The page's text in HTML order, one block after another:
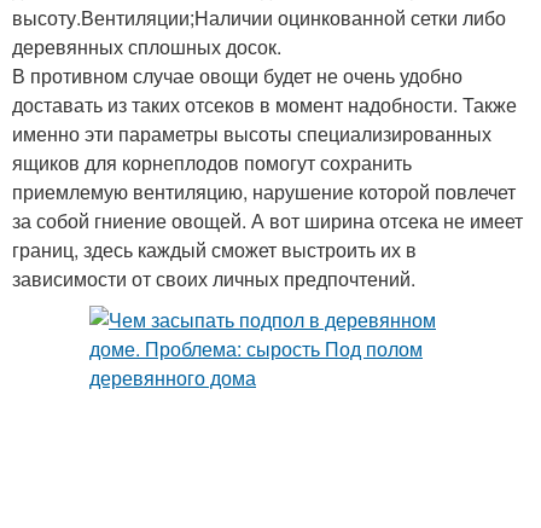
Пластиковые погреба
Погреб для дачи Погреб в частном доме
Погреб в глинистой
почве
Погреб в доме
высоту.Вентиляции;Наличии оцинкованной сетки либо
деревянных сплошных досок.
В противном случае овощи будет не очень удобно
доставать из таких отсеков в момент надобности. Также
именно эти параметры высоты специализированных
ящиков для корнеплодов помогут сохранить
приемлемую вентиляцию, нарушение которой повлечет
за собой гниение овощей. А вот ширина отсека не имеет
границ, здесь каждый сможет выстроить их в
зависимости от своих личных предпочтений.